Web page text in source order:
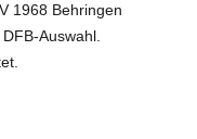
1968 Behringen
Auswahl.